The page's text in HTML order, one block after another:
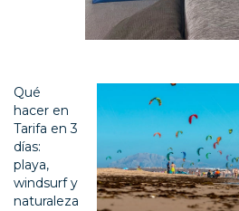
Qué
hacer en
Tarifa en 3
días:
playa,
windsurf y
naturaleza